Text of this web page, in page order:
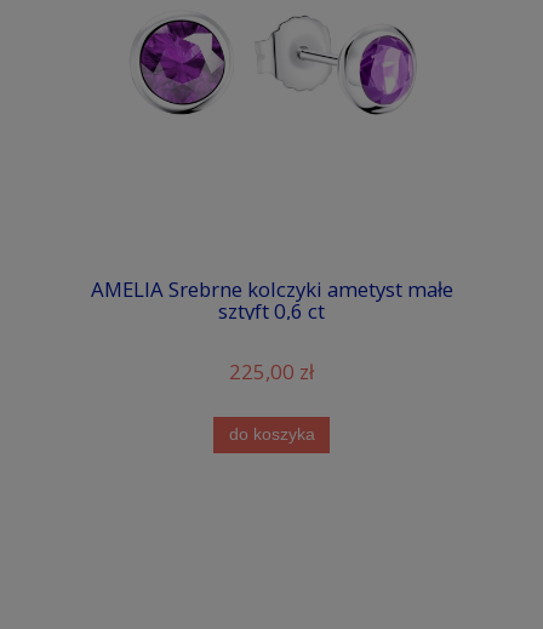
AMELIA Srebrne kolczyki ametyst małe
sztyft 0,6 ct
225,00 zł
do koszyka